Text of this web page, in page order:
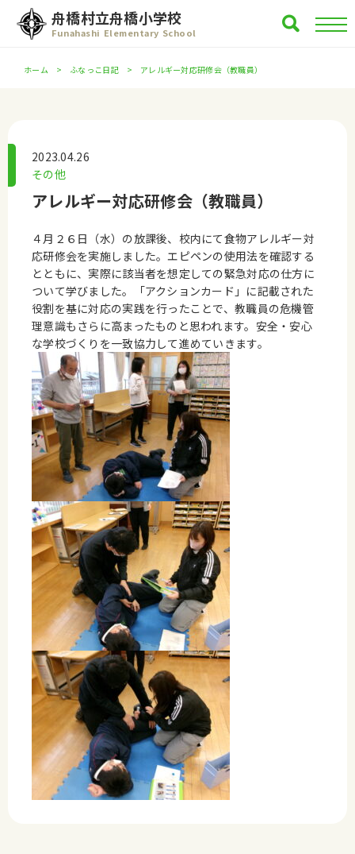
舟橋村立舟橋小学校
Funahashi Elementary School
ホーム ふなっこ日記 アレルギー対応研修会（教職員）
2023.04.26
その他
アレルギー対応研修会（教職員）
４月２６日（水）の放課後、校内にて食物アレルギー対
応研修会を実施しました。エピペンの使用法を確認する
とともに、実際に該当者を想定しての緊急対応の仕方に
ついて学びました。「アクションカード」に記載された
役割を基に対応の実践を行ったことで、教職員の危機管
理意識もさらに高まったものと思われます。安全・安心
な学校づくりを一致協力して進めていきます。